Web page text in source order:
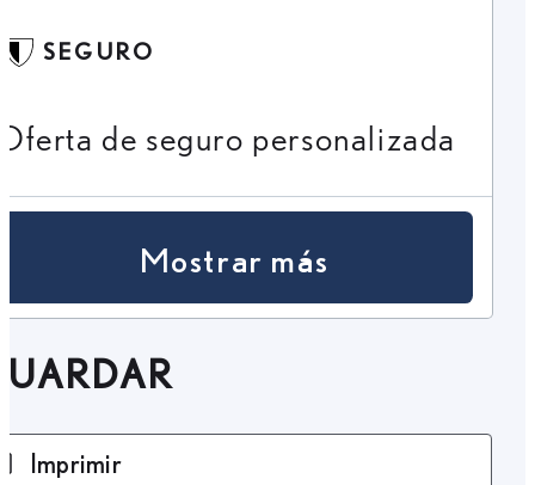
SEGURO
de seguro personalizada
Mostrar más
Imprimir